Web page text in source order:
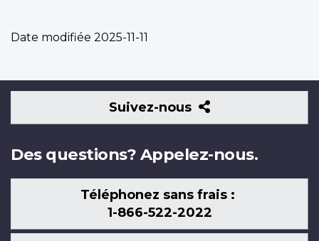
Date modifiée 2025-11-11
Suivez-nous
Suivez-
nous
Des questions? Appelez-nous.
Téléphonez sans frais :
1-866-522-2022